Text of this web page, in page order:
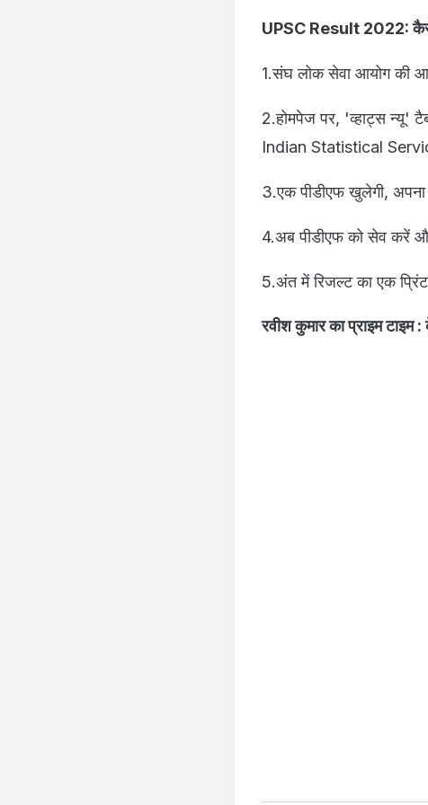
UPSC Result 2022:
1.संघ लोक सेवा आयोग की
2.होमपेज पर, 'व्हाट्स
Indian Statistical
3.एक पीडीएफ खुलेगी, अपना
4.अब पीडीएफ को सेव करें
5.अंत में रिजल्ट का एक
रवीश कुमार का प्राइम